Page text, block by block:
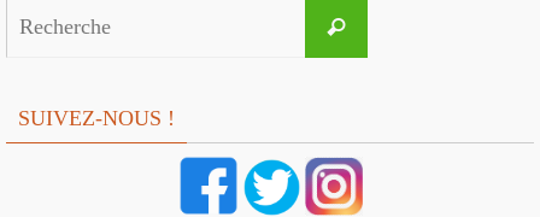
Recherche
SUIVEZ-NOUS !